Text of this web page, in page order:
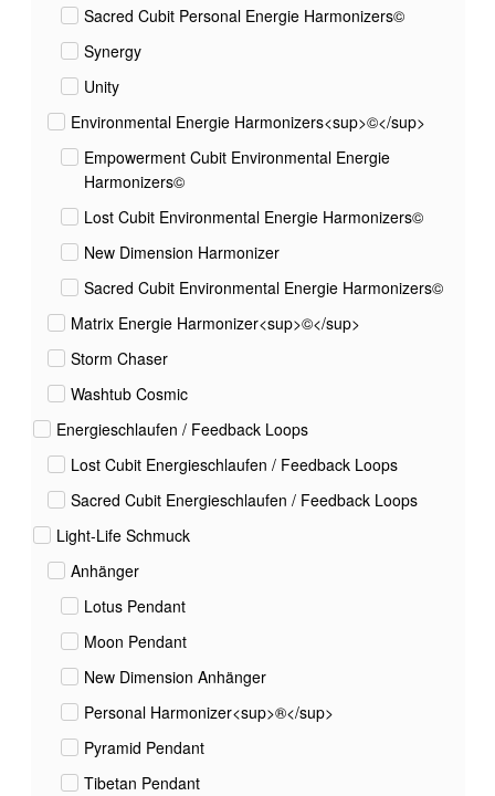
Sacred Cubit Personal Energie Harmonizers©
Synergy
Unity
Environmental Energie Harmonizers<sup>©</sup>
Empowerment Cubit Environmental Energie
Harmonizers©
Lost Cubit Environmental Energie Harmonizers©
New Dimension Harmonizer
Sacred Cubit Environmental Energie Harmonizers©
Matrix Energie Harmonizer<sup>©</sup>
Storm Chaser
Washtub Cosmic
Energieschlaufen / Feedback Loops
Lost Cubit Energieschlaufen / Feedback Loops
Sacred Cubit Energieschlaufen / Feedback Loops
Light-Life Schmuck
Anhänger
Lotus Pendant
Moon Pendant
New Dimension Anhänger
Personal Harmonizer<sup>®</sup>
Pyramid Pendant
Tibetan Pendant